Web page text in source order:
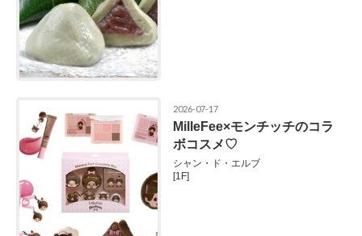
2026-07-17
MilleFee×モンチッチのコラ
ボコスメ♡
シャン・ド・エルブ
[1F]